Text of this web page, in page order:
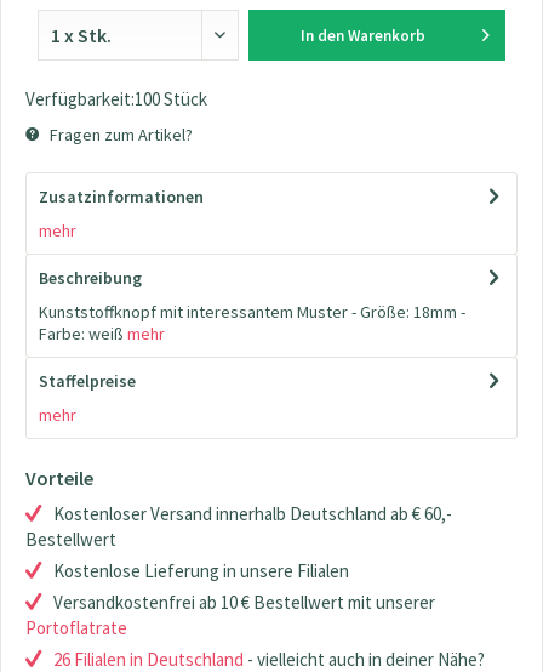
In den Warenkorb
Verfügbarkeit:100 Stück
Fragen zum Artikel?
Zusatzinformationen
mehr
Beschreibung
Kunststoffknopf mit interessantem Muster - Größe: 18mm -
Farbe: weiß mehr
Staffelpreise
mehr
Vorteile
Kostenloser Versand innerhalb Deutschland ab € 60,-
Bestellwert
Kostenlose Lieferung in unsere Filialen
Versandkostenfrei ab 10 € Bestellwert mit unserer
Portoflatrate
26 Filialen in Deutschland - vielleicht auch in deiner Nähe?